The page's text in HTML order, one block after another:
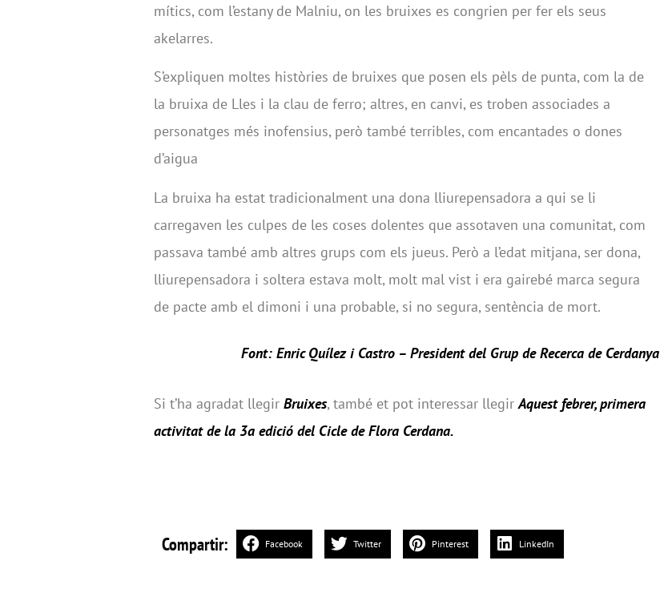
mítics, com l’estany de Malniu, on les bruixes es congrien per fer els seus
akelarres.
S’expliquen moltes històries de bruixes que posen els pèls de punta, com la de
la bruixa de Lles i la clau de ferro; altres, en canvi, es troben associades a
personatges més inofensius, però també terribles, com encantades o dones
d’aigua
La bruixa ha estat tradicionalment una dona lliurepensadora a qui se li
carregaven les culpes de les coses dolentes que assotaven una comunitat, com
passava també amb altres grups com els jueus. Però a l’edat mitjana, ser dona,
lliurepensadora i soltera estava molt, molt mal vist i era gairebé marca segura
de pacte amb el dimoni i una probable, si no segura, sentència de mort.
Font: Enric Quílez i Castro – President del Grup de Recerca de Cerdanya
Si t’ha agradat llegir Bruixes, també et pot interessar llegirAquest febrer, primera
activitat de la 3a edició del Cicle de Flora Cerdana.
Compartir: Facebook Twitter Pinterest LinkedIn